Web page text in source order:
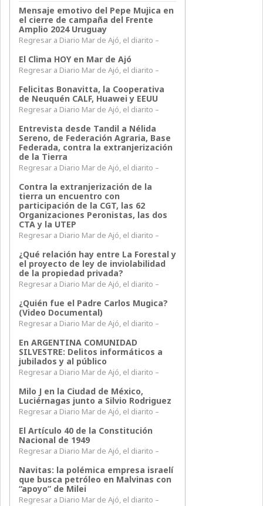
Mensaje emotivo del Pepe Mujica en
el cierre de campaña del Frente
Amplio 2024 Uruguay
Regresar a Diario Mar de Ajó, el diarito –
El Clima HOY en Mar de Ajó
Regresar a Diario Mar de Ajó, el diarito –
Felicitas Bonavitta, la Cooperativa
de Neuquén CALF, Huawei y EEUU
Regresar a Diario Mar de Ajó, el diarito –
Entrevista desde Tandil a Nélida
Sereno, de Federación Agraria, Base
Federada, contra la extranjerización
de la Tierra
Regresar a Diario Mar de Ajó, el diarito –
Contra la extranjerización de la
tierra un encuentro con
participación de la CGT, las 62
Organizaciones Peronistas, las dos
CTA y la UTEP
Regresar a Diario Mar de Ajó, el diarito –
¿Qué relación hay entre La Forestal y
el proyecto de ley de inviolabilidad
de la propiedad privada?
Regresar a Diario Mar de Ajó, el diarito –
¿Quién fue el Padre Carlos Mugica?
(Video Documental)
Regresar a Diario Mar de Ajó, el diarito –
En ARGENTINA COMUNIDAD
SILVESTRE: Delitos informáticos a
jubilados y al público
Regresar a Diario Mar de Ajó, el diarito –
Milo J en la Ciudad de México,
Luciérnagas junto a Silvio Rodriguez
Regresar a Diario Mar de Ajó, el diarito –
El Artículo 40 de la Constitución
Nacional de 1949
Regresar a Diario Mar de Ajó, el diarito –
Navitas: la polémica empresa israelí
que busca petróleo en Malvinas con
“apoyo” de Milei
Regresar a Diario Mar de Ajó, el diarito –